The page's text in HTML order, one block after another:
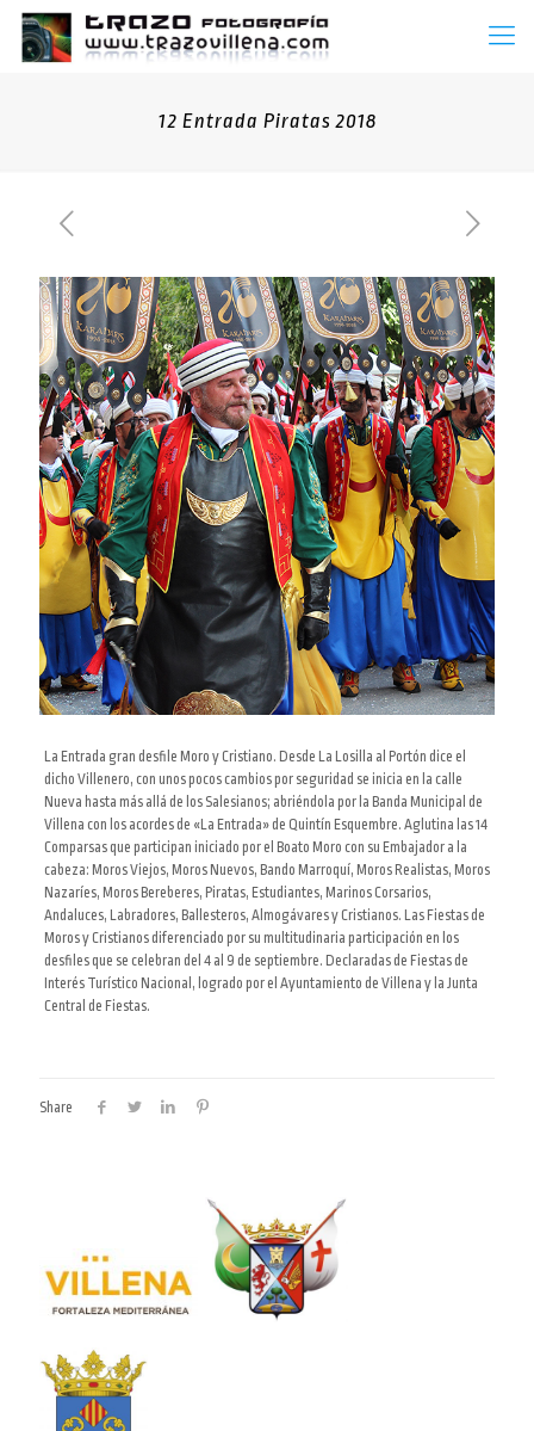
12 Entrada Piratas 2018
La Entrada gran desfile Moro y Cristiano. Desde La Losilla al Portón dice el
dicho Villenero, con unos pocos cambios por seguridad se inicia en la calle
Nueva hasta más allá de los Salesianos; abriéndola por la Banda Municipal de
Villena con los acordes de «La Entrada» de Quintín Esquembre. Aglutina las 14
Comparsas que participan iniciado por el Boato Moro con su Embajador a la
cabeza: Moros Viejos, Moros Nuevos, Bando Marroquí, Moros Realistas, Moros
Nazaríes, Moros Bereberes, Piratas, Estudiantes, Marinos Corsarios,
Andaluces, Labradores, Ballesteros, Almogávares y Cristianos. Las Fiestas de
Moros y Cristianos diferenciado por su multitudinaria participación en los
desfiles que se celebran del 4 al 9 de septiembre. Declaradas de Fiestas de
Interés Turístico Nacional, logrado por el Ayuntamiento de Villena y la Junta
Central de Fiestas.
Share